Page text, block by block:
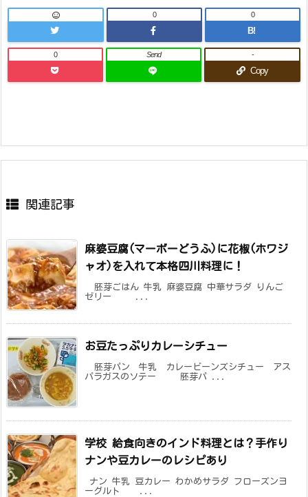
0
B!
0
0 Send
Copy
-
関連記事
麻婆豆腐(マーボーどうふ)に花椒(ホワジ
ャオ)を入れて本格四川料理に！
胚芽ごはん 牛乳 麻婆豆腐 中華サラダ りんご
ゼリー ...
お豆たっぷりカレーシチュー
胚芽パン 牛乳 カレービーンズシチュー アス
パラガスのソテー 胚芽パ ...
学校 給食向きのインド料理とは？手作り
ナンや豆カレーのレシピあり
ナン 牛乳 豆カレー わかめサラダ フローズンヨ
ーグルト ...